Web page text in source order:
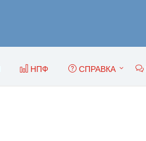
НПФ СПРАВКА